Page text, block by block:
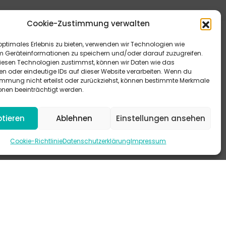
Cookie-Zustimmung verwalten
Erlebnis zu bieten, verwenden wir Technologien wie
Geräteinformationen zu speichern und/oder darauf zuzugreifen.
Technologien zustimmst, können wir Daten wie das
oder eindeutige IDs auf dieser Website verarbeiten. Wenn du
nicht erteilst oder zurückziehst, können bestimmte Merkmale
beeinträchtigt werden.
Ablehnen Einstellungen ansehen
Cookie-RichtlinieDatenschutzerklärungImpressum
Antworten bieten dir unsere FAQ.
mal auf Instagram vorbei.